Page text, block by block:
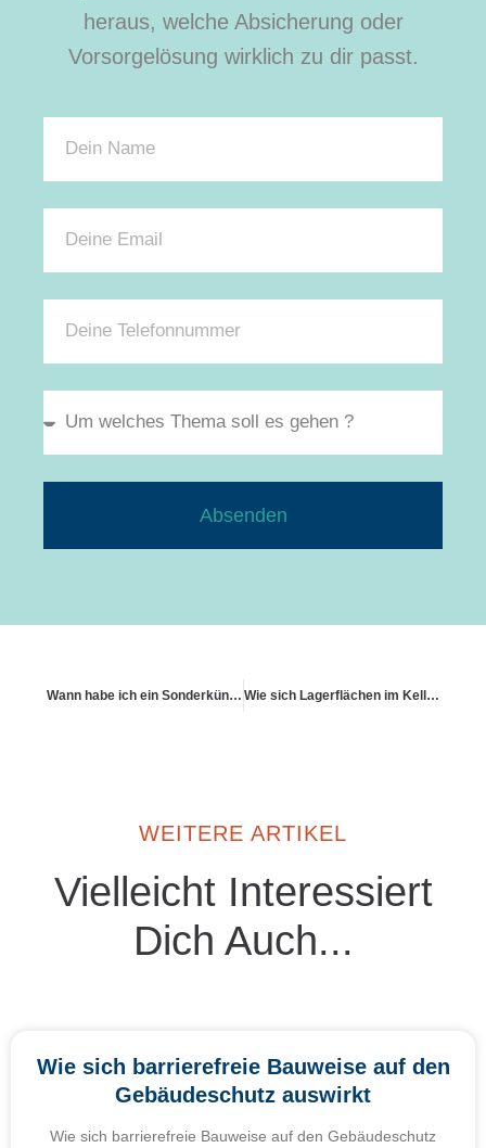
heraus, welche Absicherung oder
Vorsorgelösung wirklich zu dir passt.
Absenden
Wann habe ich ein Sonderkündigungsrecht Wie sich Lagerflächen im Keller versichern lassen
WEITERE ARTIKEL
Vielleicht Interessiert
Dich Auch...
Wie sich barrierefreie Bauweise auf den
Gebäudeschutz auswirkt
Wie sich barrierefreie Bauweise auf den Gebäudeschutz